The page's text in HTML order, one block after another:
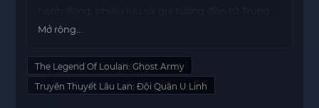
Quốc. Phim do đạo diễn Liu Xuan Di thực hiện,
Zaimire, Wa Er, Fu He Anqi, Ke Guoqing và
Kunlun.
Mở rộng...
The Legend Of Loulan: Ghost Army
Truyền Thuyết Lâu Lan: Đội Quân U Linh